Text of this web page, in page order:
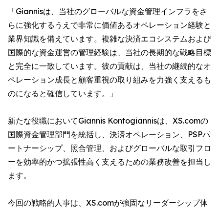
「Giannisは、当社のグローバルな資金管理インフラをさ
らに強化するうえで非常に価値あるオペレーション経験と
業界知識を備えています。複雑な決済エコシステムおよび
国際的な資金運営の管理経験は、当社の長期的な戦略目標
と完全に一致しています。彼の貢献は、当社の継続的なオ
ペレーション成長と顧客重視の取り組みを力強く支えるも
のになると確信しています。」
新たな役職においてGiannis Kontogiannisは、XS.comの
国際資金管理部門を統括し、決済オペレーション、PSPパ
ートナーシップ、照合管理、およびグローバルな取引フロ
ーを効率的かつ拡張性高く支えるための業務改善を担当し
ます。
今回の戦略的人事は、XS.comが強固なリーダーシップ体